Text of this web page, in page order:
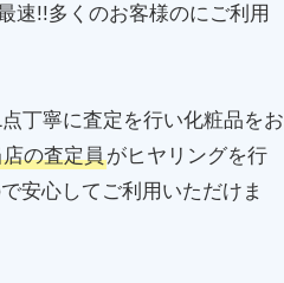
速!!多くのお客様のにご利用
丁寧に査定を行い化粧品をお
の査定員がヒヤリングを行
安心してご利用いただけま